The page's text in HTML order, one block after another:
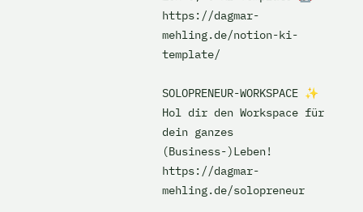
https://dagmar-
mehling.de/notion-ki-
template/
SOLOPRENEUR-WORKSPACE ✨
Hol dir den Workspace für
dein ganzes
(Business-)Leben!
https://dagmar-
mehling.de/solopreneur